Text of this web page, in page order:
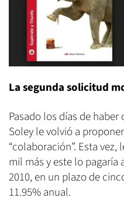
La segunda solicitud
Pasado los días de
Soley le volvió a
“colaboración”. Esta
mil más y este lo
2010, en un plazo de
11.95% anual.